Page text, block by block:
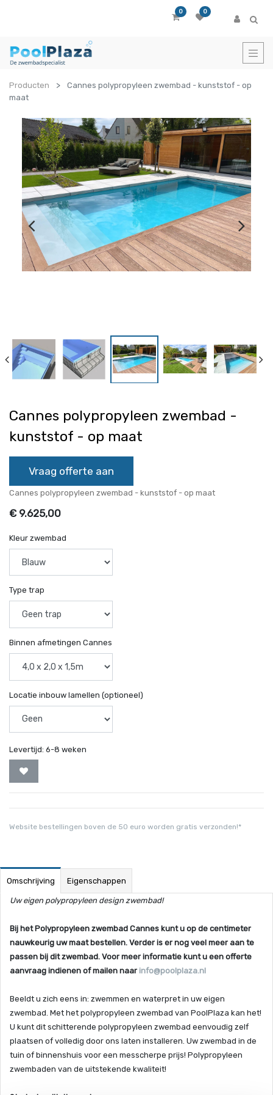
0 0
Producten
Cannes polypropyleen zwembad - kunststof - op
maat
Cannes polypropyleen zwembad -
kunststof - op maat
Vraag offerte aan
Cannes polypropyleen zwembad - kunststof - op maat
€ 9.625,00
Kleur zwembad
Type trap
Binnen afmetingen Cannes
Locatie inbouw lamellen (optioneel)
Levertijd: 6-8 weken
Website bestellingen boven de 50 euro worden gratis verzonden!*
Omschrijving Eigenschappen
Uw eigen polypropyleen design zwembad!
Bij het Polypropyleen zwembad Cannes kunt u op de centimeter
nauwkeurig uw maat bestellen. Verder is er nog veel meer aan te
passen bij dit zwembad. Voor meer informatie kunt u een offerte
aanvraag indienen of mailen naar info@poolplaza.nl
Beeldt u zich eens in: zwemmen en waterpret in uw eigen
zwembad. Met het polypropyleen zwembad van PoolPlaza kan het!
U kunt dit schitterende polypropyleen zwembad eenvoudig zelf
plaatsen of volledig door ons laten installeren. Uw zwembad in de
tuin of binnenshuis voor een messcherpe prijs! Polypropyleen
zwembaden van de uitstekende kwaliteit!